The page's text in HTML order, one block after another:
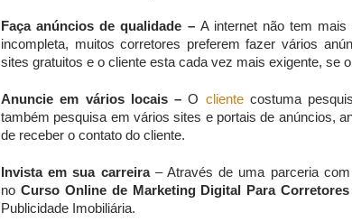
Faça anúncios de qualidade – A internet não tem
incompleta, muitos corretores preferem fazer vários
sites gratuitos e o cliente esta cada vez mais exigente, se
Anuncie em vários locais–O clientecostuma
também pesquisa em vários sites e portais de anúncios,
de receber o contato do cliente.
Invista em sua carreira– Através de uma parceria
no Curso Online de Marketing Digital Para
Publicidade Imobiliária.